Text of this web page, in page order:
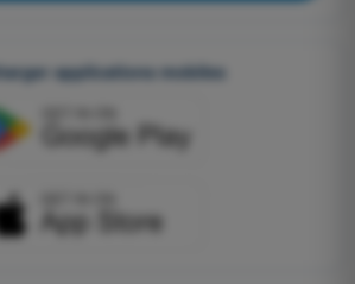
applications mobiles